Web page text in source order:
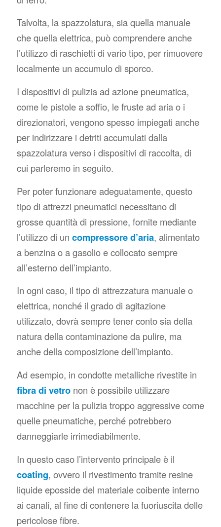
Talvolta, la spazzolatura, sia quella manuale
che quella elettrica, può comprendere anche
l’utilizzo di raschietti di vario tipo, per rimuovere
localmente un accumulo di sporco.
I dispositivi di pulizia ad azione pneumatica,
come le pistole a soffio, le fruste ad aria o i
direzionatori, vengono spesso impiegati anche
per indirizzare i detriti accumulati dalla
spazzolatura verso i dispositivi di raccolta, di
cui parleremo in seguito.
Per poter funzionare adeguatamente, questo
tipo di attrezzi pneumatici necessitano di
grosse quantità di pressione, fornite mediante
l’utilizzo di un compressore d’aria, alimentato
a benzina o a gasolio e collocato sempre
all’esterno dell’impianto.
In ogni caso, il tipo di attrezzatura manuale o
elettrica, nonché il grado di agitazione
utilizzato, dovrà sempre tener conto sia della
natura della contaminazione da pulire, ma
anche della composizione dell’impianto.
Ad esempio, in condotte metalliche rivestite in
fibra di vetronon è possibile utilizzare
macchine per la pulizia troppo aggressive come
quelle pneumatiche, perché potrebbero
danneggiarle irrimediabilmente.
In questo caso l’intervento principale è il
coating, ovvero il rivestimento tramite resine
liquide eposside del materiale coibente interno
ai canali, al fine di contenere la fuoriuscita delle
pericolose fibre.